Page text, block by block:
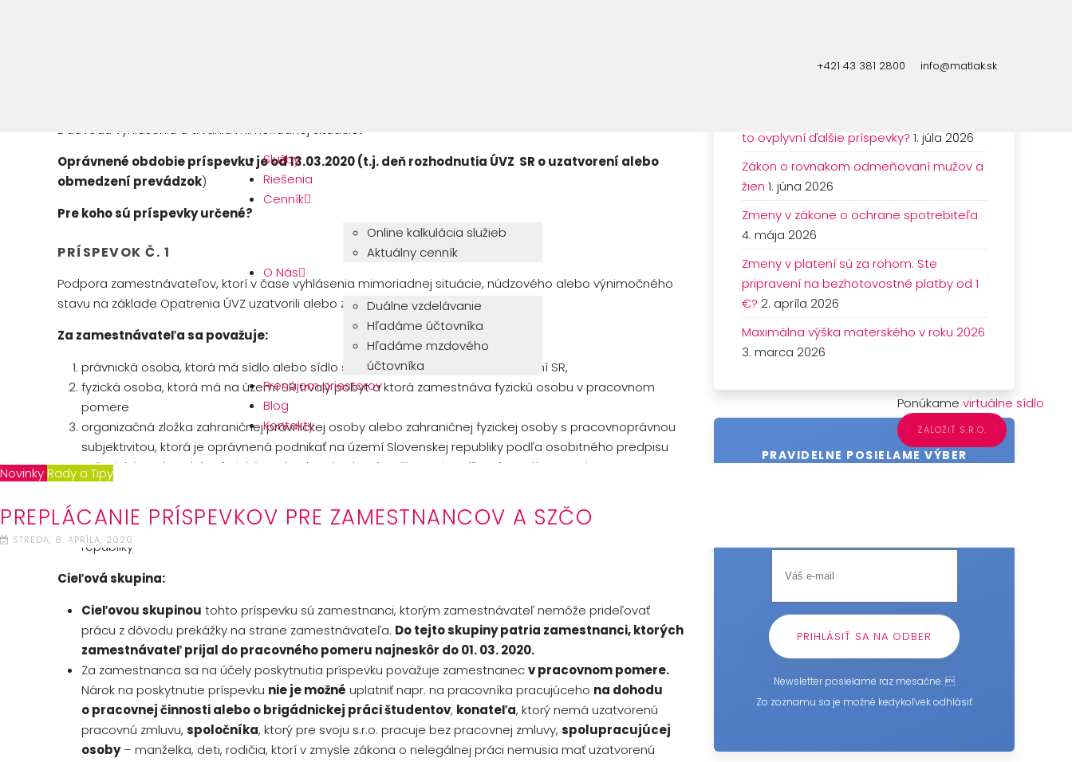
+421 43 381 2800 info@matlak.sk
Služby
Riešenia
Cenník
Online kalkulácia služieb
Aktuálny cenník
O Nás
Duálne vzdelávanie
Hľadáme účtovníka
Hľadáme mzdového
účtovníka
Prenájom priestorov
Blog
Kontakty
Ponúkame virtuálne sídlo
ZALOŽIŤ S.R.O.
NovinkyRady a Tipy
PREPLÁCANIE PRÍSPEVKOV PRE ZAMESTNANCOV A SZČO
STREDA, 8. APRÍLA, 2020
z dôvodu vyhlásenia a trvania mimoriadnej situácie.
Oprávnené obdobie príspevku je od 13.03.2020 (t.j. deň rozhodnutia ÚVZ SR o uzatvorení alebo
obmedzení prevádzok)
Pre koho sú príspevky určené?
PRÍSPEVOK Č. 1
Podpora zamestnávateľov, ktorí v čase vyhlásenia mimoriadnej situácie, núdzového alebo výnimočného
stavu na základe Opatrenia ÚVZ uzatvorili alebo zakázali prevádzky.
Za zamestnávateľa sa považuje:
právnická osoba, ktorá má sídlo alebo sídlo svojej organizačnej zložky na území SR,
fyzická osoba, ktorá má na území SR trvalý pobyt a ktorá zamestnáva fyzickú osobu v pracovnom
pomere
organizačná zložka zahraničnej právnickej osoby alebo zahraničnej fyzickej osoby s pracovnoprávnou
subjektivitou, ktorá je oprávnená podnikať na území Slovenskej republiky podľa osobitného predpisu
právnická osoba alebo fyzická osoba, ktorá vykonáva činnosti podľa tohto zákona, najmä
sprostredkovanie zamestnania za úhradu, dočasné zamestnávanie, podporované zamestnávanie,
poskytovanie odborných poradenských služieb, vykonávanie vzdelávania a prípravy pre trh práce pre
uchádzačov o zamestnanie, pre záujemcov o zamestnanie a pre zamestnancov na území Slovenskej
republiky
Cieľová skupina:
Cieľovou skupinou tohto príspevku sú zamestnanci, ktorým zamestnávateľ nemôže prideľovať
prácu z dôvodu prekážky na strane zamestnávateľa. Do tejto skupiny patria zamestnanci, ktorých
zamestnávateľ prijal do pracovného pomeru najneskôr do 01. 03. 2020.
Za zamestnanca sa na účely poskytnutia príspevku považuje zamestnanecv pracovnom pomere.
Nárok na poskytnutie príspevku nie je možné uplatniť napr. na pracovníka pracujúceho na dohodu
o pracovnej činnosti alebo o brigádnickej práci študentov, konateľa, ktorý nemá uzatvorenú
pracovnú zmluvu, spoločníka, ktorý pre svoju s.r.o. pracuje bez pracovnej zmluvy, spolupracujúcej
osoby– manželka, deti, rodičia, ktorí v zmysle zákona o nelegálnej práci nemusia mať uzatvorenú
to ovplyvní ďalšie príspevky? 1. júla 2026
Zákon o rovnakom odmeňovaní mužov a
žien 1. júna 2026
Zmeny v zákone o ochrane spotrebiteľa
4. mája 2026
Zmeny v platení sú za rohom. Ste
pripravení na bezhotovostné platby od 1
€? 2. apríla 2026
Maximálna výška materského v roku 2026
3. marca 2026
PRAVIDELNE POSIELAME VÝBER
Newsletter posielame raz mesačne. 
Zo zoznamu sa je možné kedykoľvek odhlásiť